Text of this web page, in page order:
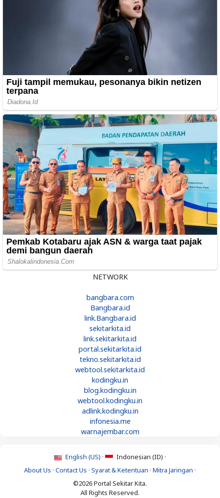
NETWORK
bangbara.com
Bangbara.id
link.Bangbara.id
sekitarkita.id
link.sekitarkita.id
portal.sekitarkita.id
tekno.sekitarkita.id
webtool.sekitarkita.id
kodingku.in
blog.kodingku.in
webtool.kodingku.in
adlink.kodingku.in
infonesia.me
warnajembar.com
English (US) ·
Indonesian (ID) ·
About Us · Contact Us · Syarat & Ketentuan · Mitra Jaringan ·
©2026 Portal Sekitar Kita.
All Rights Reserved.